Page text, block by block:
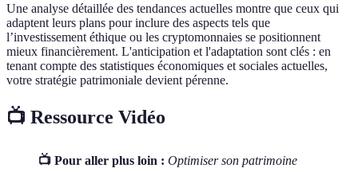
Une analyse détaillée des tendances actuelles montre que ceux qui
adaptent leurs plans pour inclure des aspects tels que
l’investissement éthique ou les cryptomonnaies se positionnent
mieux financièrement. L'anticipation et l'adaptation sont clés : en
tenant compte des statistiques économiques et sociales actuelles,
votre stratégie patrimoniale devient pérenne.
📺 Ressource Vidéo
📺 Pour aller plus loin : Optimiser son patrimoine